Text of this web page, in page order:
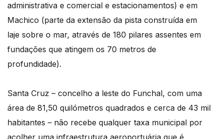
administrativa e comercial e estacionamentos) e em
Machico (parte da extensão da pista construída em
laje sobre o mar, através de 180 pilares assentes em
fundações que atingem os 70 metros de
profundidade).
Santa Cruz – concelho a leste do Funchal, com uma
área de 81,50 quilómetros quadrados e cerca de 43 mil
habitantes – não recebe qualquer taxa municipal por